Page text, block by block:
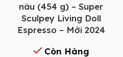
nâu (454 g) – Super
Sculpey Living Doll
Espresso – Mới 2024
Còn Hàng